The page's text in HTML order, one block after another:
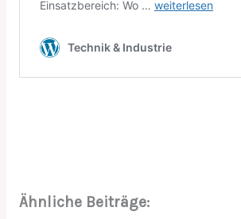
Ähnliche Beiträge: